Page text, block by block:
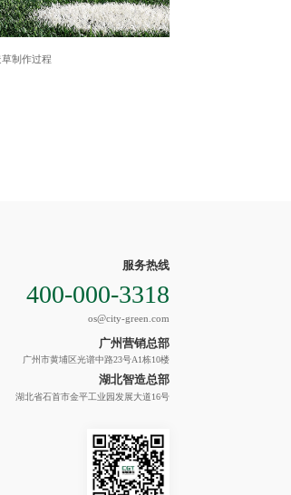
草制作过程
服务热线
400-000-3318
os@city-green.com
广州营销总部
广州市黄埔区光谱中路23号A1栋10楼
湖北智造总部
湖北省石首市金平工业园发展大道16号